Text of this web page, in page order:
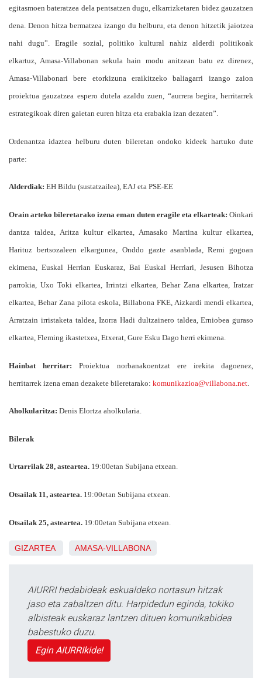
egitasmoen bateratzea dela pentsatzen dugu, elkarrizketaren bidez gauzatzen
dena. Denon hitza bermatzea izango du helburu, eta denon hitzetik jaiotzea
nahi dugu”. Eragile sozial, politiko kultural nahiz alderdi politikoak
elkartuz, Amasa-Villabonan sekula hain modu anitzean batu ez direnez,
Amasa-Villabonari bere etorkizuna eraikitzeko baliagarri izango zaion
proiektua gauzatzea espero dutela azaldu zuen, “aurrera begira, herritarrek
estrategikoak diren gaietan euren hitza eta erabakia izan dezaten”.
Ordenantza idaztea helburu duten bileretan ondoko kideek hartuko dute
parte:
Alderdiak: EH Bildu (sustatzailea), EAJ eta PSE-EE
Orain arteko bileretarako izena eman duten eragile eta elkarteak: Oinkari
dantza taldea, Aritza kultur elkartea, Amasako Martina kultur elkartea,
Harituz bertsozaleen elkargunea, Onddo gazte asanblada, Remi gogoan
ekimena, Euskal Herrian Euskaraz, Bai Euskal Herriari, Jesusen Bihotza
parrokia, Uxo Toki elkartea, Irrintzi elkartea, Behar Zana elkartea, Iratzar
elkartea, Behar Zana pilota eskola, Billabona FKE, Aizkardi mendi elkartea,
Arratzain irristaketa taldea, Izorra Hadi dultzainero taldea, Erniobea guraso
elkartea, Fleming ikastetxea, Etxerat, Gure Esku Dago herri ekimena.
Hainbat herritar: Proiektua norbanakoentzat ere irekita dagoenez,
herritarrek izena eman dezakete bileretarako: komunikazioa@villabona.net
Aholkularitza: Denis Elortza aholkularia.
Bilerak
Urtarrilak 28, asteartea. 19:00etan Subijana etxean.
Otsailak 11, asteartea. 19:00etan Subijana etxean.
Otsailak 25, asteartea. 19:00etan Subijana etxean.
GIZARTEA AMASA-VILLABONA
AIURRI hedabideak eskualdeko nortasun hitzak
jaso eta zabaltzen ditu. Harpidedun eginda, tokiko
albisteak euskaraz lantzen dituen komunikabidea
babestuko duzu.
Egin AIURRIkide!